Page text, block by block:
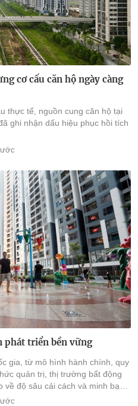
cơ cấu căn hộ ngày càng
thực tế, nguồn cung căn hộ tại
ghi nhận dấu hiệu phục hồi tích
phát triển bền vững
gia, từ mô hình hành chính, quy
quản trị, thị trường bất động
độ sâu cải cách và minh bạch
công cụ thuế chống đầu cơ.